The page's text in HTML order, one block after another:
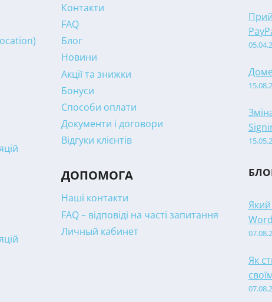
Контакти
FAQ
Блог
Новини
Акції та знижки
Бонуси
Способи оплати
Документи і договори
Відгуки клієнтів
ДОПОМОГА
Наші контакти
FAQ – відповіді на часті запитання
Личный кабинет
Як